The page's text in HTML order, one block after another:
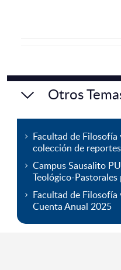
Otros
Facultad de
colección de reportes
Campus Sausalito
Teológico-
Facultad de Filosofía
Cuenta Anual 2025